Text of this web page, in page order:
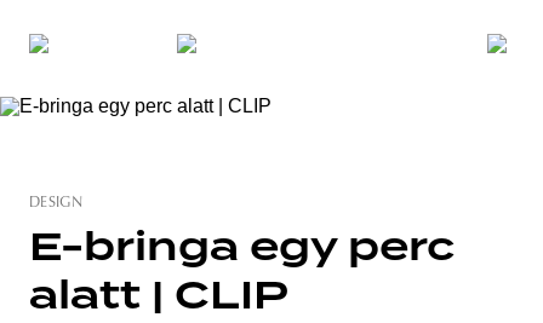
DESIGN
E-bringa egy perc
alatt | CLIP